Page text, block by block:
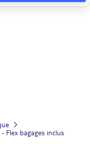
Flex bagages inclus